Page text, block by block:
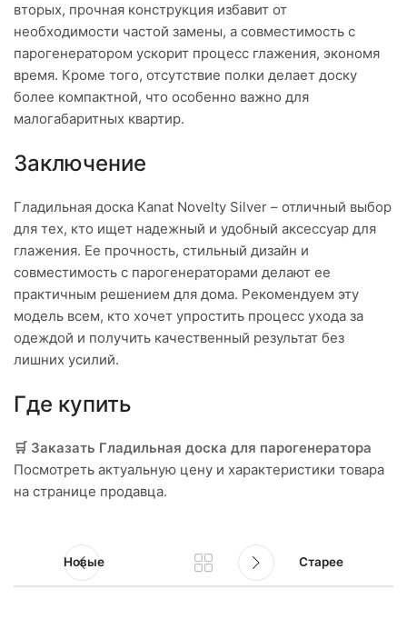
вторых, прочная конструкция избавит от
необходимости частой замены, а совместимость с
парогенератором ускорит процесс глажения, экономя
время. Кроме того, отсутствие полки делает доску
более компактной, что особенно важно для
малогабаритных квартир.
Заключение
Гладильная доска Kanat Novelty Silver – отличный выбор
для тех, кто ищет надежный и удобный аксессуар для
глажения. Ее прочность, стильный дизайн и
совместимость с парогенераторами делают ее
практичным решением для дома. Рекомендуем эту
модель всем, кто хочет упростить процесс ухода за
одеждой и получить качественный результат без
лишних усилий.
Где купить
🛒 Заказать Гладильная доска для парогенератора
Посмотреть актуальную цену и характеристики товара
на странице продавца.
Новые Старее